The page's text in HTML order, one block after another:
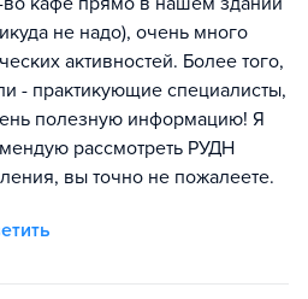
не надо), очень много
активностей. Более того,
- практикующие специалисты,
полезную информацию! Я
рассмотреть РУДН
вы точно не пожалеете.